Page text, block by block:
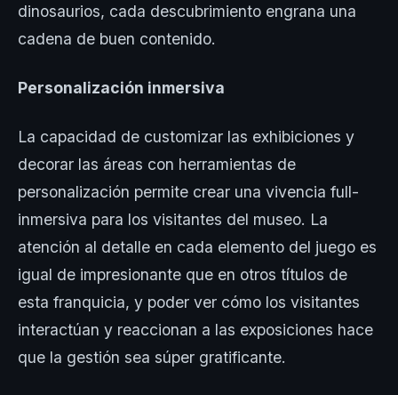
dinosaurios, cada descubrimiento engrana una
cadena de buen contenido.
Personalización inmersiva
La capacidad de customizar las exhibiciones y
decorar las áreas con herramientas de
personalización permite crear una vivencia full-
inmersiva para los visitantes del museo. La
atención al detalle en cada elemento del juego es
igual de impresionante que en otros títulos de
esta franquicia, y poder ver cómo los visitantes
interactúan y reaccionan a las exposiciones hace
que la gestión sea súper gratificante.